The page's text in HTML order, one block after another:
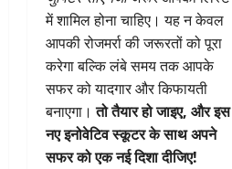
में शामिल होना चाहिए। यह न केवल
आपकी रोजमर्रा की जरूरतों को पूरा
करेगा बल्कि लंबे समय तक आपके
सफर को यादगार और किफायती
बनाएगा।तो तैयार हो जाइए, और इस
नए इनोवेटिव स्कूटर के साथ अपने
सफर को एक नई दिशा दीजिए!